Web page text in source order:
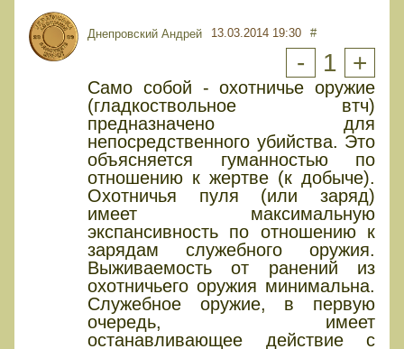
Днепровский Андрей 13.03.2014 19:30 #
- 1 +
Само собой - охотничье оружие
(гладкоствольное втч)
предназначено для
непосредственного убийства. Это
объясняется гуманностью по
отношению к жертве (к добыче).
Охотничья пуля (или заряд)
имеет максимальную
экспансивность по отношению к
зарядам служебного оружия.
Выживаемость от ранений из
охотничьего оружия минимальна.
Служебное оружие, в первую
очередь, имеет
останавливающее действие с